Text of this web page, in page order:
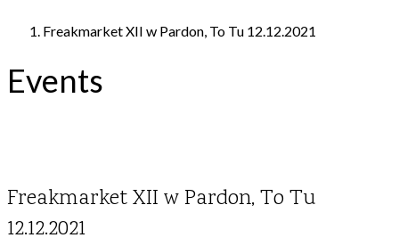
Freakmarket XII w Pardon, To Tu 12.12.2021
Events
Freakmarket XII w Pardon, To Tu
12.12.2021